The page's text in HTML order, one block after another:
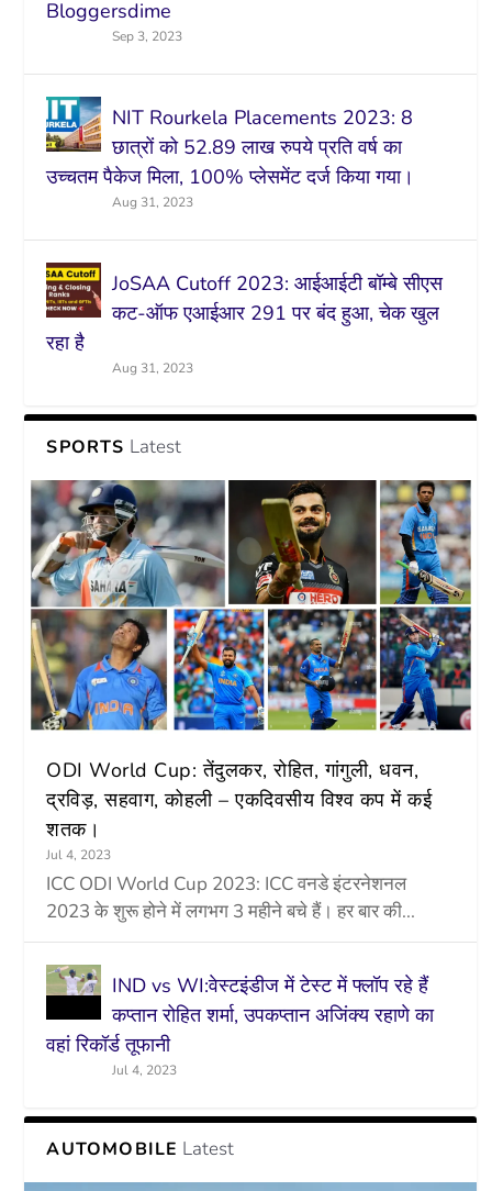
Bloggersdime
Sep 3, 2023
NIT Rourkela Placements 2023: 8
छात्रों को 52.89 लाख रुपये प्रति वर्ष का
उच्चतम पैकेज मिला, 100% प्लेसमेंट दर्ज किया गया।
Aug 31, 2023
JoSAA Cutoff 2023: आईआईटी बॉम्बे सीएस
कट-ऑफ एआईआर 291 पर बंद हुआ, चेक खुल
रहा है
Aug 31, 2023
SPORTS Latest
ODI World Cup: तेंदुलकर, रोहित, गांगुली, धवन,
द्रविड़, सहवाग, कोहली – एकदिवसीय विश्व कप में कई
शतक।
Jul 4, 2023
ICC ODI World Cup 2023: ICC वनडे इंटरनेशनल
2023 के शुरू होने में लगभग 3 महीने बचे हैं। हर बार की...
IND vs WI:वेस्टइंडीज में टेस्ट में फ्लॉप रहे हैं
कप्तान रोहित शर्मा, उपकप्तान अजिंक्य रहाणे का
वहां रिकॉर्ड तूफानी
Jul 4, 2023
AUTOMOBILE Latest